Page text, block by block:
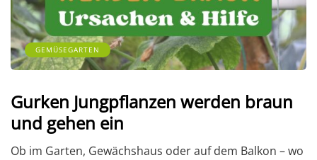
GEMÜSEGARTEN
Gurken Jungpflanzen werden braun
und gehen ein
Ob im Garten, Gewächshaus oder auf dem Balkon – wo